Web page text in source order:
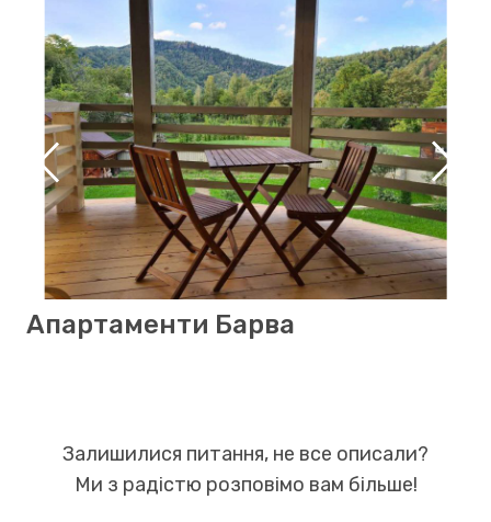
Апартаменти Барва
Залишилися питання, не все описали?
Ми з радістю розповімо вам більше!